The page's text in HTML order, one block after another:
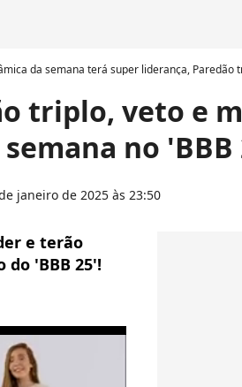
da semana terá super liderança, Paredão
triplo, veto e
no 'BBB
janeiro de 2025 às 23:50
e terão
'BBB 25'!